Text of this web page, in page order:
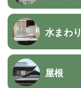
水まわり
屋根